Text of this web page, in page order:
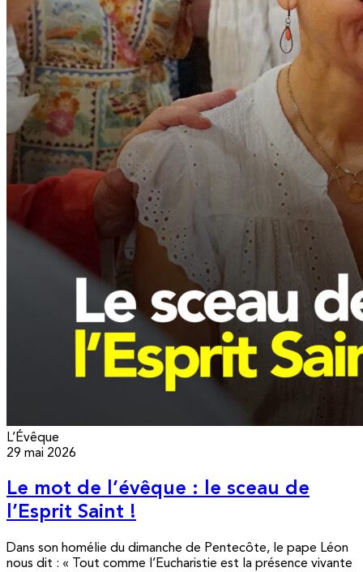
L’Évêque
29 mai 2026
Le mot de l’évêque : le sceau de
l’Esprit Saint !
Dans son homélie du dimanche de Pentecôte, le pape Léon
nous dit : « Tout comme l’Eucharistie est la présence vivante